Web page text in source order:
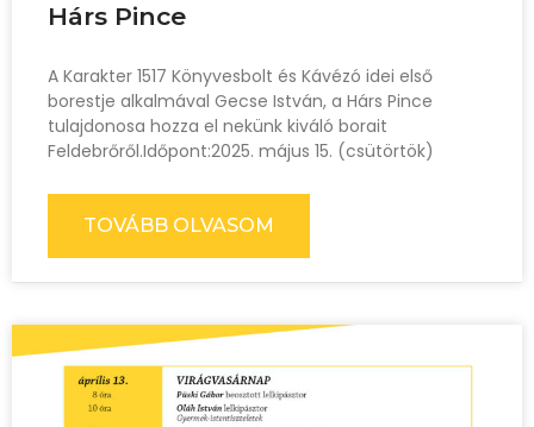
Hárs Pince
A Karakter 1517 Könyvesbolt és Kávézó idei első
borestje alkalmával Gecse István, a Hárs Pince
tulajdonosa hozza el nekünk kiváló borait
Feldebrőről.Időpont:2025. május 15. (csütörtök)
TOVÁBB OLVASOM